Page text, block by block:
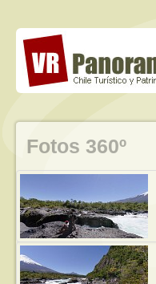
Fotos 360º